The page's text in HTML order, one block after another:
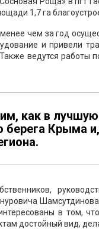
1,7 га
чем за год
и привели
ведутся работы
как в лучшую
Крыма
в том,
достойный вид,